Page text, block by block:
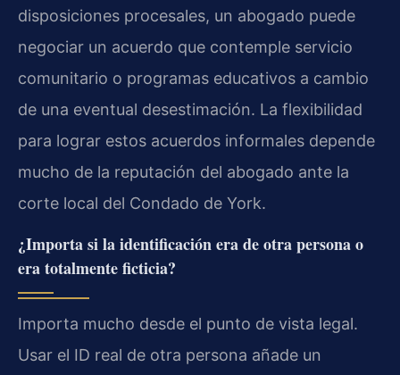
disposiciones procesales, un abogado puede
negociar un acuerdo que contemple servicio
comunitario o programas educativos a cambio
de una eventual desestimación. La flexibilidad
para lograr estos acuerdos informales depende
mucho de la reputación del abogado ante la
corte local del Condado de York.
¿Importa si la identificación era de otra persona o
era totalmente ficticia?
Importa mucho desde el punto de vista legal.
Usar el ID real de otra persona añade un